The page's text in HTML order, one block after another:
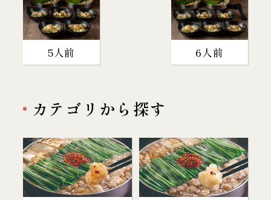
5人前 6人前
カテゴリから探す